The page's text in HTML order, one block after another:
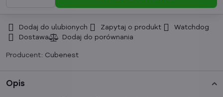
Dodaj do ulubionych Zapytaj o produkt
Watchdog
Dostawa
Producent: Cubenest
Opis